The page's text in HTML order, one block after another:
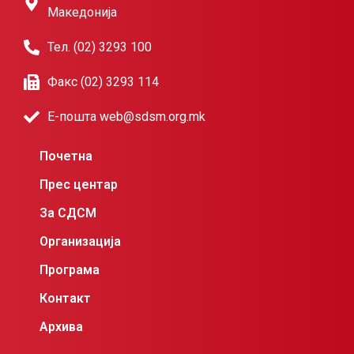
Македонија
Тел. (02) 3293 100
Факс (02) 3293 114
Е-пошта web@sdsm.org.mk
Почетна
Прес центар
За СДСМ
Организација
Програма
Контакт
Архива